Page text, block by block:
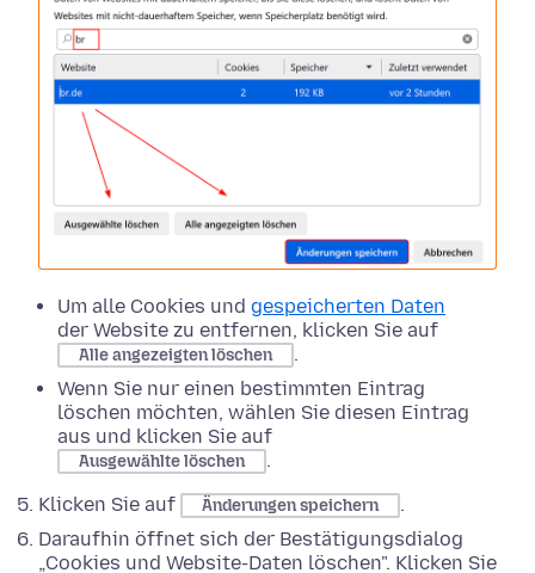
Um alle Cookies und gespeicherten Daten
der Website zu entfernen, klicken Sie auf
Alle angezeigten löschen
.
Wenn Sie nur einen bestimmten Eintrag
löschen möchten, wählen Sie diesen Eintrag
aus und klicken Sie auf
Ausgewählte löschen
.
Klicken Sie auf
Änderungen speichern
.
Daraufhin öffnet sich der Bestätigungsdialog
„Cookies und Website-Daten löschen". Klicken Sie